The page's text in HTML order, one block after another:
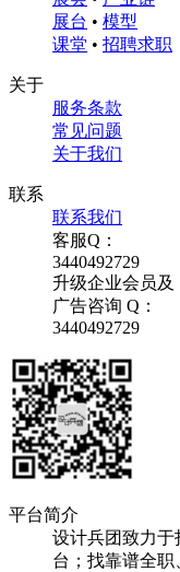
展台 • 模型
课堂 • 招聘求职
关于
服务条款
常见问题
关于我们
联系
联系我们
客服Q：
3440492729
升级企业会员及
广告咨询 Q：
3440492729
平台简介
设计兵团致力
台；找靠谱全